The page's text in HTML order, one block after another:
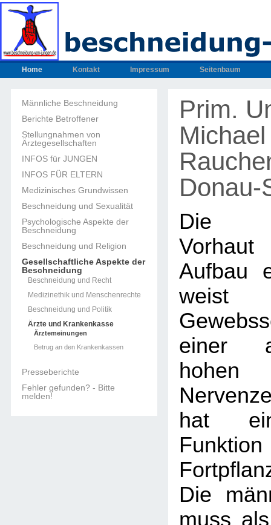
Home Kontakt Impressum Seitenbaum
Männliche Beschneidung
Berichte Betroffener
Stellungnahmen von
Ärztegesellschaften
INFOS für JUNGEN
INFOS FÜR ELTERN
Medizinisches Grundwissen
Beschneidung und Sexualität
Psychologische Aspekte der
Beschneidung
Beschneidung und Religion
Gesellschaftliche Aspekte der
Beschneidung
Beschneidung und Recht
Medizinethik und Menschenrechte
Beschneidung und Politik
Ärzte und Krankenkasse
Ärztemeinungen
Betrug an den Krankenkassen
Presseberichte
Fehler gefunden? - Bitte
melden!
Prim.
Michael
Donau-
Die
Aufbau
einer
hat
Die
muss